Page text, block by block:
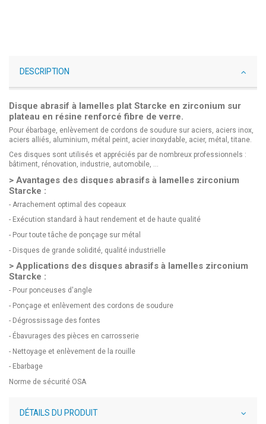
DESCRIPTION
Disque abrasif à lamelles plat Starcke en zirconium sur
plateau en résine renforcé fibre de verre.
Pour ébarbage, enlèvement de cordons de soudure sur aciers, aciers inox,
aciers alliés, aluminium, métal peint, acier inoxydable, acier, métal, titane.
Ces disques sont utilisés et appréciés par de nombreux professionnels :
bâtiment, rénovation, industrie, automobile, ...
> Avantages des disques abrasifs à lamelles zirconium
Starcke :
- Arrachement optimal des copeaux
- Exécution standard à haut rendement et de haute qualité
- Pour toute tâche de ponçage sur métal
- Disques de grande solidité, qualité industrielle
> Applications des disques abrasifs à lamelles zirconium
Starcke :
- Pour ponceuses d'angle
- Ponçage et enlèvement des cordons de soudure
- Dégrossissage des fontes
- Ébavurages des pièces en carrosserie
- Nettoyage et enlèvement de la rouille
- Ebarbage
Norme de sécurité OSA
DÉTAILS DU PRODUIT